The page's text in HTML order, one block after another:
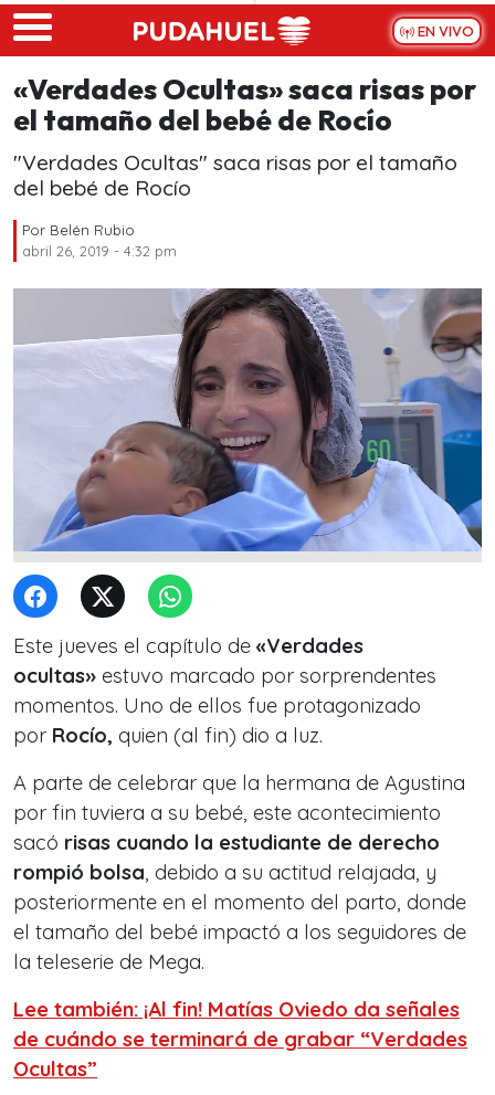
Skip to main content
EN VIVO
«Verdades Ocultas» saca risas por
el tamaño del bebé de Rocío
"Verdades Ocultas" saca risas por el tamaño
del bebé de Rocío
Por Belén Rubio
abril 26, 2019 - 4:32 pm
Este jueves el capítulo de «Verdades
ocultas» estuvo marcado por sorprendentes
momentos. Uno de ellos fue protagonizado
por Rocío, quien (al fin) dio a luz.
A parte de celebrar que la hermana de Agustina
por fin tuviera a su bebé, este acontecimiento
sacó risas cuando la estudiante de derecho
rompió bolsa, debido a su actitud relajada, y
posteriormente en el momento del parto, donde
el tamaño del bebé impactó a los seguidores de
la teleserie de Mega.
Lee también: ¡Al fin! Matías Oviedo da señales
de cuándo se terminará de grabar “Verdades
Ocultas”